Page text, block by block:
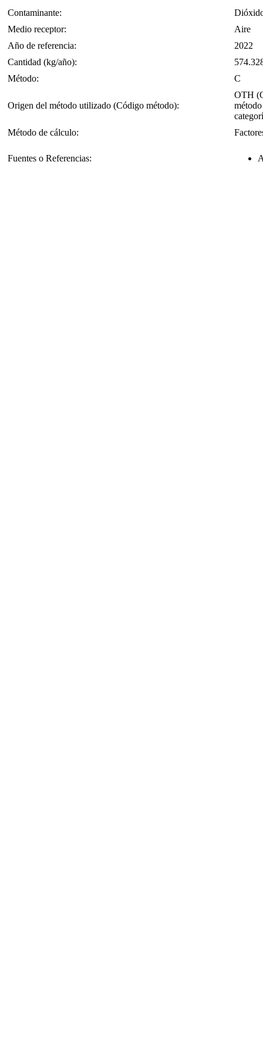
Contaminante:
Medio receptor:
Aire
Año de referencia:
2022
Cantidad (kg/año):
Método:
C
Origen del método utilizado (Código método):
OTH
Método de cálculo:
Fuentes o Referencias: